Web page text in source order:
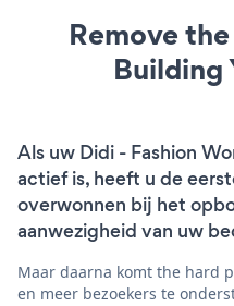
Remove
Building
Als uw Didi - Fashion
actief is, heeft u de
overwonnen bij het
aanwezigheid van uw
Maar daarna komt the hard
en meer bezoekers te